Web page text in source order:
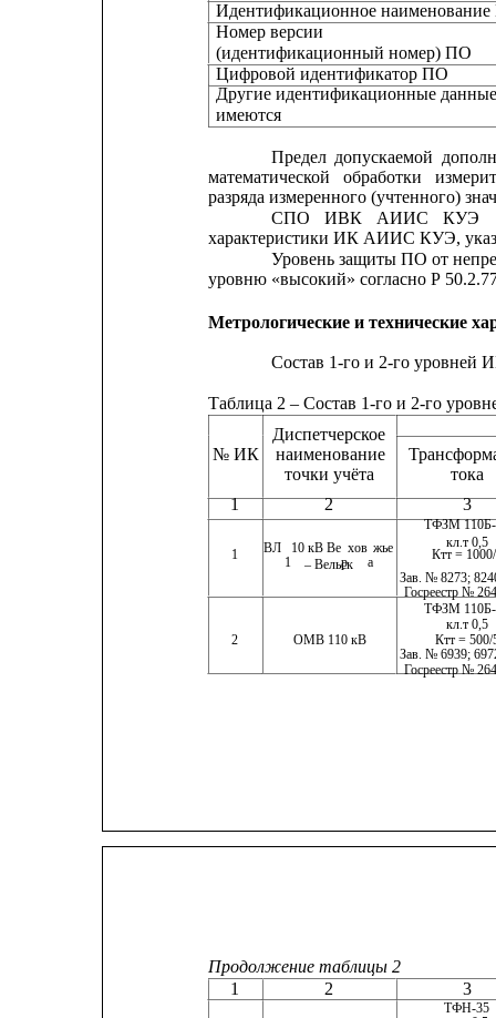
Идентификационное
Номер версии
(идентификационный номер) ПО
Цифровой идентификатор ПО
Другие идентификационные
имеются
Предел допускаемой
математической
обработки
разряда измеренного (учтенного)
СПО
ИВК АИИС КУЭ
характеристики ИК АИИС КУЭ,
Уровень защиты ПО от
уровню «высокий» согласно Р
Метрологические и технические
Состав 1-го и 2-го
– Вельск
кл.т 0,5
Таблица 2 – Состав 1-го и 2-го
Диспетчерское
№ ИК
наименование
точки учёта
1
2 3
ТФЗМ
1
ВЛ
1
10 кВ Ве
р
хов
а
жье
Ктт =
Зав. № 8273;
Госреестр №
ТФЗМ 110Б-
кл.т 0,5
2
ОМВ 110 кВ
Ктт =
Зав. № 6939;
Госреестр №
Продолжение таблицы 2
1
2 3
ТФН-35